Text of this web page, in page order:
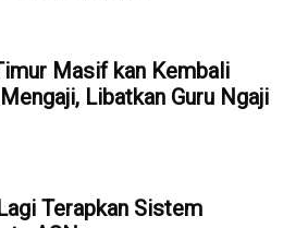
Masif kan Kembali
Libatkan Guru Ngaji
Terapkan Sistem